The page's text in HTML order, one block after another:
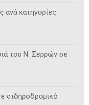
ανά κατηγορίες
του Ν. Σερρών σε
σιδηροδρομικό